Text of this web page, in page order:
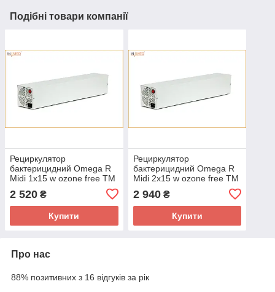
Подібні товари компанії
Рециркулятор
бактерицидний Omega R
Midi 1х15 w ozone free ТМ
2 520 ₴
Купити
Рециркулятор
бактерицидний Omega R
Midi 2х15 w ozone free ТМ
2 940₴
Купити
Про нас
88% позитивних з 16 відгуків за рік